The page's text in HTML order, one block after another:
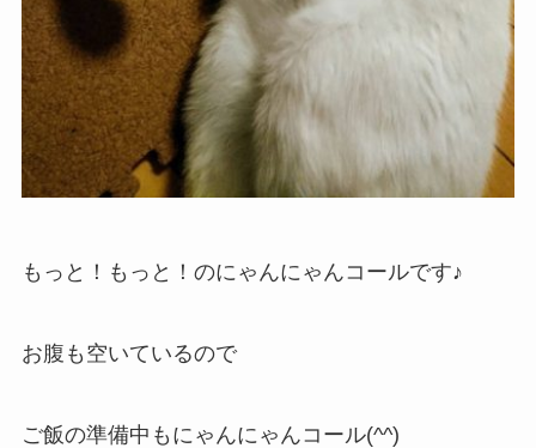
もっと！もっと！のにゃんにゃんコールです♪
お腹も空いているので
ご飯の準備中もにゃんにゃんコール(^^)